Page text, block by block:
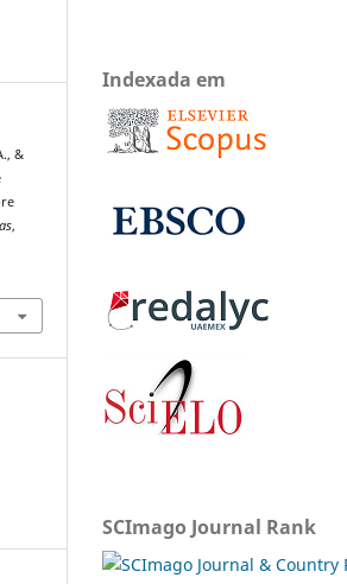
&
,
Indexada em
SCImago Journal Rank